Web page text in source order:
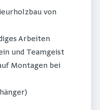
von
Arbeiten
und Teamgeist
Montagen bei